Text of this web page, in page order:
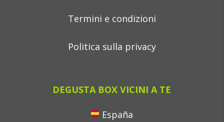
Termini e condizioni
Politica sulla privacy
DEGUSTA BOX VICINI A TE
España